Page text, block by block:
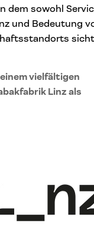
dem sowohl
und Bedeutung
vielfältigen
Linz als